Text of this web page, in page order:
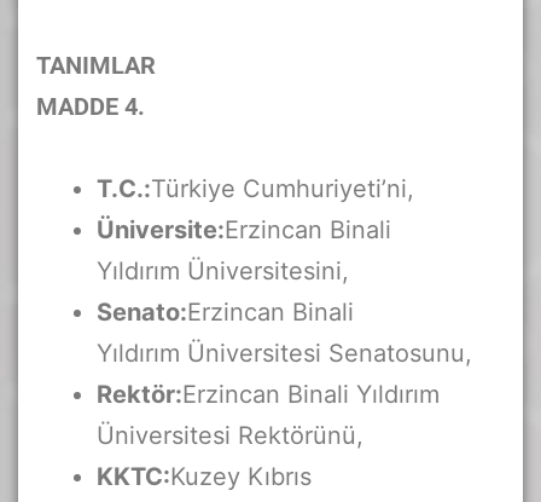
TANIMLAR
MADDE 4.
T.C.:Türkiye Cumhuriyeti’ni,
Üniversite:Erzincan Binali
Yıldırım Üniversitesini,
Senato:Erzincan Binali
Yıldırım Üniversitesi Senatosunu,
Rektör:Erzincan Binali Yıldırım
Üniversitesi Rektörünü,
KKTC:Kuzey Kıbrıs